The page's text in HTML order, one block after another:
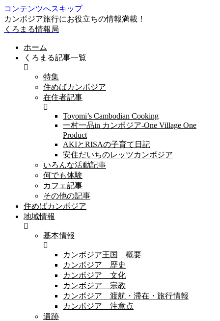
コンテンツへスキップ
カンボジア旅行にお役立ちの情報満載！
くろまる情報局
ホーム
くろまる記事一覧
特集
住めばカンボジア
在住者記事
Toyomi’s Cambodian Cooking
一村一品in カンボジア-One Village One
Product
AKIとRISAの子育て日記
安住だいちのレッツカンボジア
いろんな活動記事
何でも体験
カフェ記事
その他の記事
住めばカンボジア
地域情報
基本情報
カンボジア王国 概要
カンボジア 歴史
カンボジア 文化
カンボジア 宗教
カンボジア 渡航・滞在・旅行情報
カンボジア 注意点
遺跡